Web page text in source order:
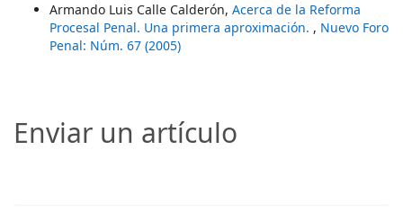
Armando Luis Calle Calderón, Acerca de la Reforma
Procesal Penal. Una primera aproximación. , Nuevo Foro
Penal: Núm. 67 (2005)
Enviar un artículo